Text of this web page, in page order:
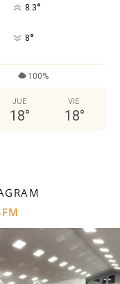
8.3°
8°
100%
JUE
18°
VIE
18°